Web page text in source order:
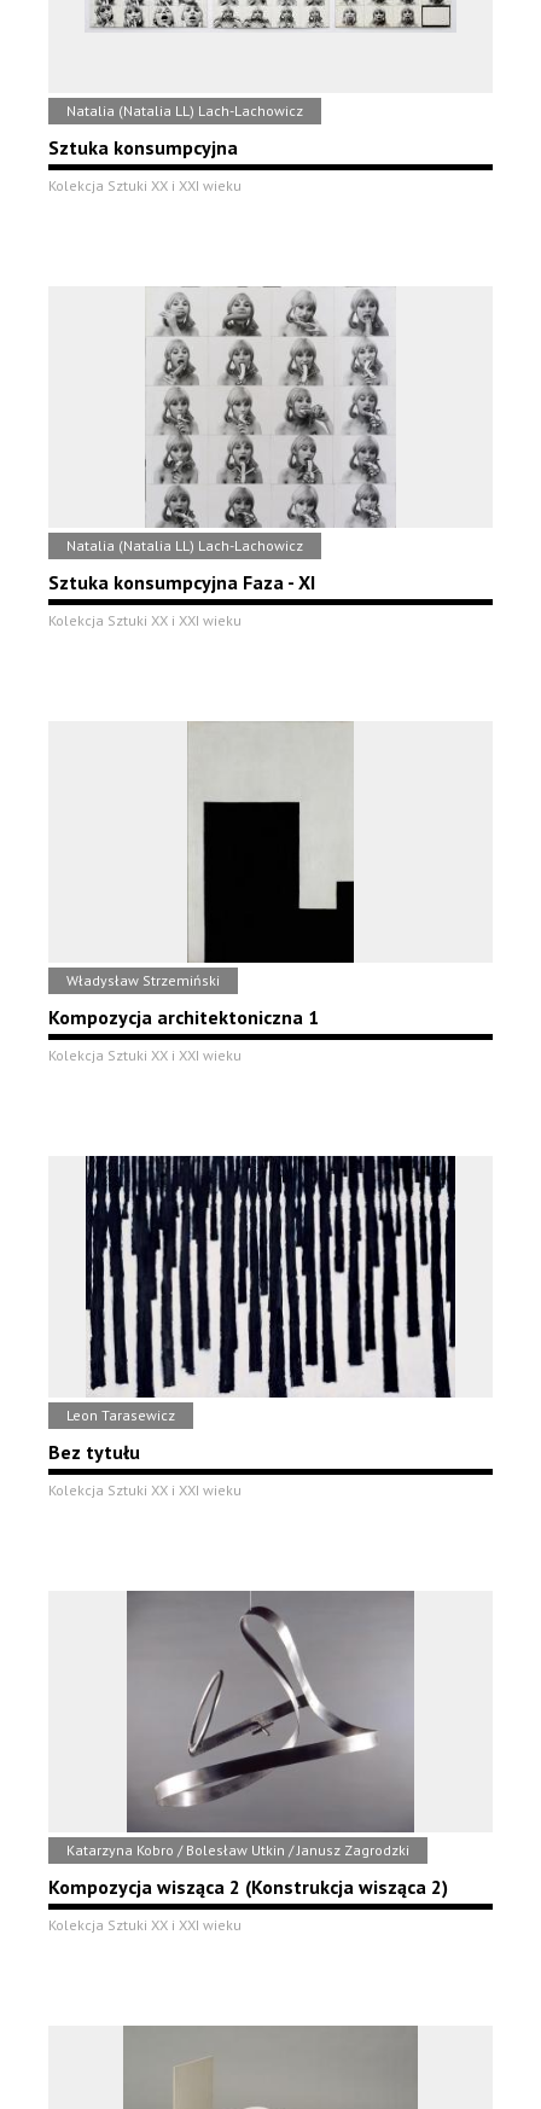
Natalia (Natalia LL) Lach-Lachowicz
Sztuka konsumpcyjna
Kolekcja Sztuki XX i XXI wieku
Natalia (Natalia LL) Lach-Lachowicz
Sztuka konsumpcyjna Faza - XI
Kolekcja Sztuki XX i XXI wieku
Władysław Strzemiński
Kompozycja architektoniczna 1
Kolekcja Sztuki XX i XXI wieku
Leon Tarasewicz
Bez tytułu
Kolekcja Sztuki XX i XXI wieku
Katarzyna Kobro / Bolesław Utkin / Janusz Zagrodzki
Kompozycja wisząca 2 (Konstrukcja wisząca 2)
Kolekcja Sztuki XX i XXI wieku